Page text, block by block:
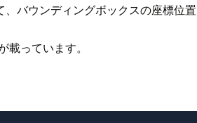
バウンディングボックスの座標位
っています。